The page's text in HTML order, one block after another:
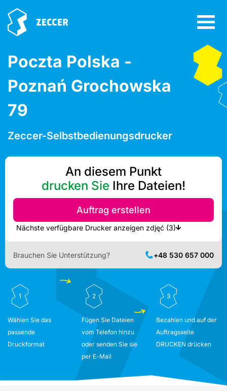
Poczta Polska -
Poznań Grochowska
79
Zeccer-Selbstbedienungsdrucker
An diesem Punkt
drucken Sie Ihre Dateien!
Auftrag erstellen
Nächste verfügbare Drucker anzeigen zdjęć (3)
Brauchen Sie Unterstützung? +48 530 657 000
1
Wählen Sie das
passende
Druckformat
2
Fügen Sie Dateien
vom Telefon hinzu
oder senden Sie sie
per E-Mail
3
Bezahlen und auf der
Auftragsseite
DRUCKEN drücken